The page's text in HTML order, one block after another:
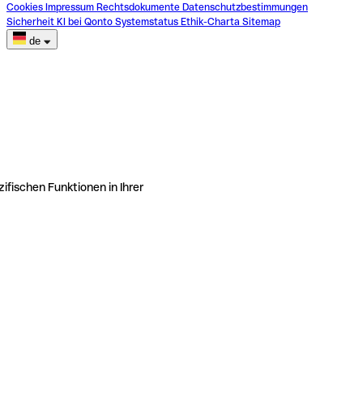
Cookies Impressum Rechtsdokumente Datenschutzbestimmungen
Sicherheit KI bei Qonto Systemstatus Ethik-Charta Sitemap
de
Funktionen in Ihrer